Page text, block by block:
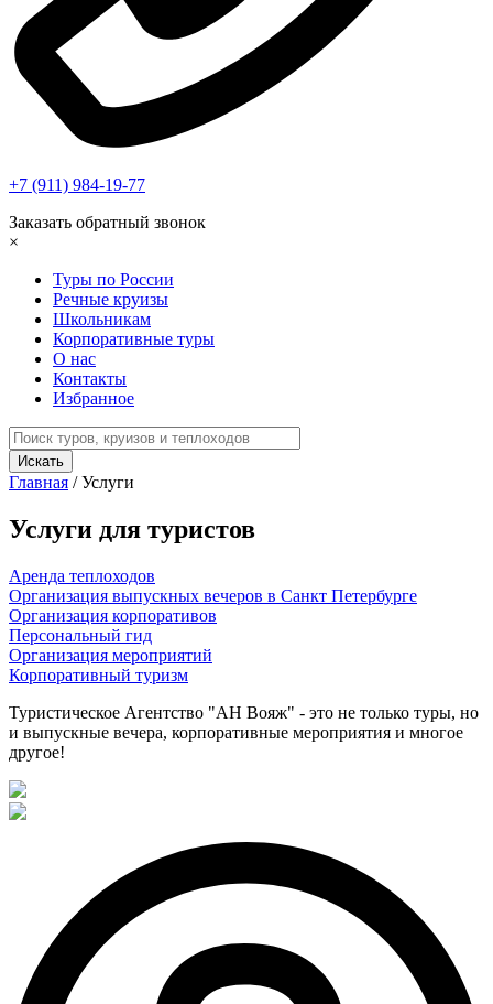
+7 (911) 984-19-77
Заказать обратный звонок
×
Туры по России
Речные круизы
Школьникам
Корпоративные туры
О нас
Контакты
Избранное
Главная /Услуги
Услуги для туристов
Аренда теплоходов
Организация выпускных вечеров в Санкт Петербурге
Организация корпоративов
Персональный гид
Организация мероприятий
Корпоративный туризм
Туристическое Агентство "АН Вояж" - это не только туры, но
и выпускные вечера, корпоративные мероприятия и многое
другое!